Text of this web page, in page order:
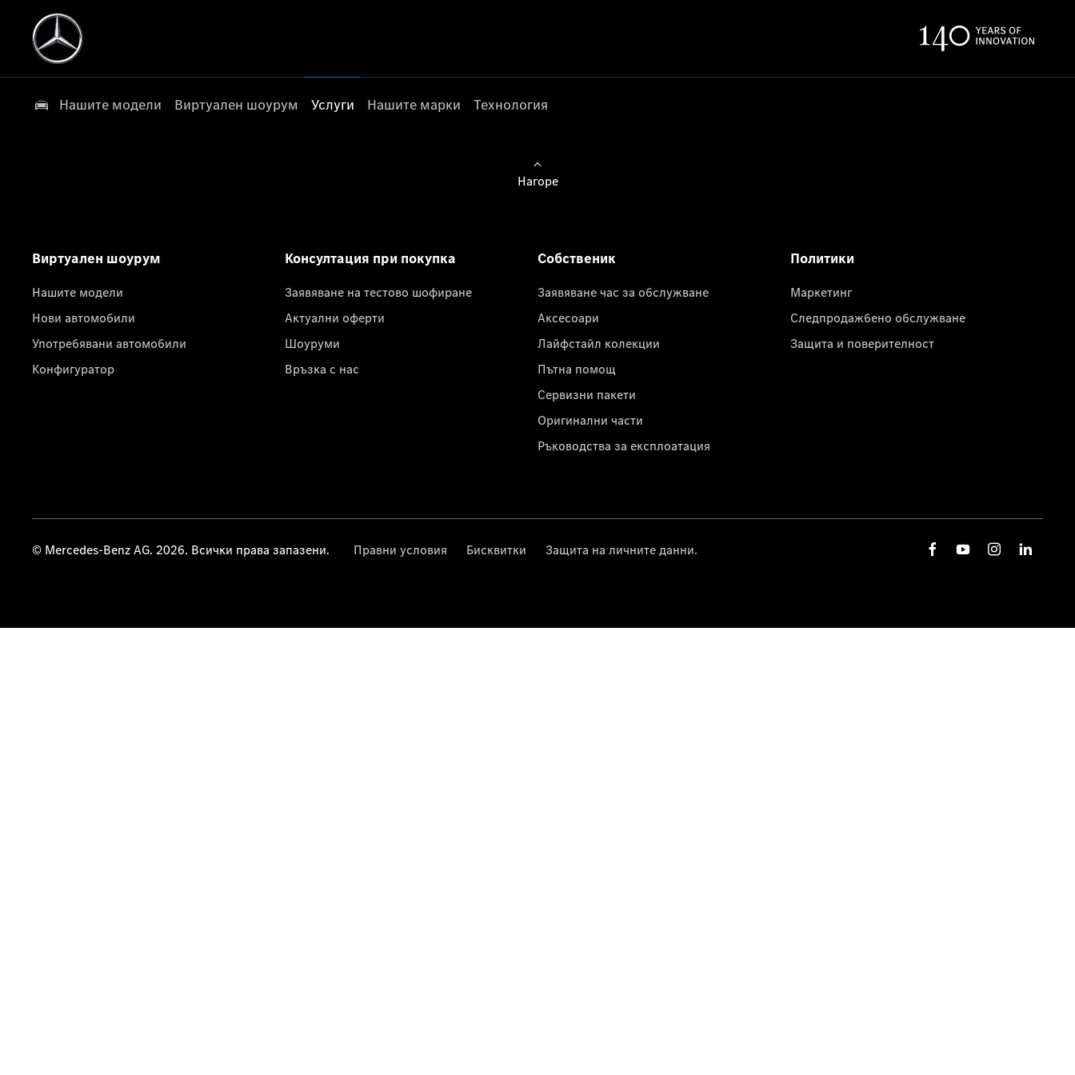
Нашите модели Виртуален шоурум Услуги Нашите марки Технология
Нагоре
Виртуален шоурум
Нашите модели
Нови автомобили
Употребявани автомобили
Конфигуратор
Консултация при покупка
Заявяване на тестово шофиране
Актуални оферти
Шоуруми
Връзка с нас
Собственик
Заявяване час за обслужване
Аксесоари
Лайфстайл колекции
Пътна помощ
Сервизни пакети
Оригинални части
Ръководства за експлоатация
Политики
Маркетинг
Следпродажбено обслужване
Защита и поверителност
© Mercedes-Benz AG. 2026. Всички права запазени. Правни условия Бисквитки Защита на личните данни.